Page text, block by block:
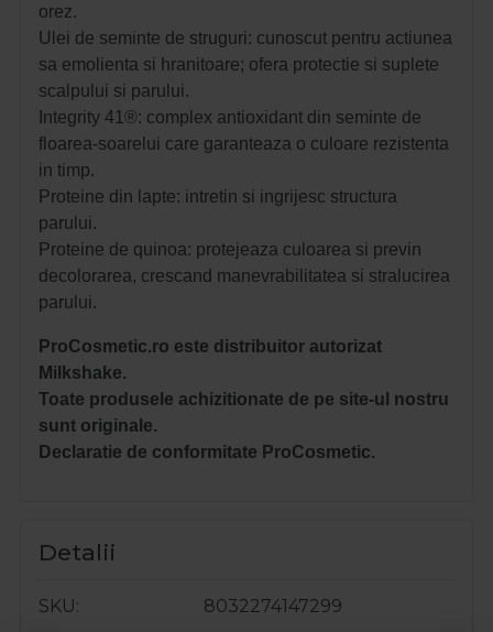
orez.
Ulei de seminte de struguri: cunoscut pentru actiunea
sa emolienta si hranitoare; ofera protectie si suplete
scalpului si parului.
Integrity 41®: complex antioxidant din seminte de
floarea-soarelui care garanteaza o culoare rezistenta
in timp.
Proteine din lapte: intretin si ingrijesc structura
parului.
Proteine de quinoa: protejeaza culoarea si previn
decolorarea, crescand manevrabilitatea si stralucirea
parului.
ProCosmetic.ro este distribuitor autorizat
Milkshake.
Toate produsele achizitionate de pe site-ul nostru
sunt originale.
Declaratie de conformitate ProCosmetic.
Detalii
SKU 8032274147299